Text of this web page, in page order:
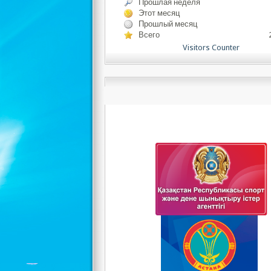
Прошлая неделя
Этот месяц
Прошлый месяц
Всего
Visitors Counter